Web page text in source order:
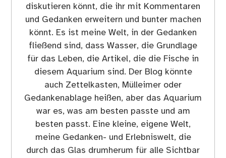
diskutieren könnt, die ihr mit Kommentaren
und Gedanken erweitern und bunter machen
könnt. Es ist meine Welt, in der Gedanken
fließend sind, dass Wasser, die Grundlage
für das Leben, die Artikel, die die Fische in
diesem Aquarium sind. Der Blog könnte
auch Zettelkasten, Mülleimer oder
Gedankenablage heißen, aber das Aquarium
war es, was am besten passte und am
besten passt. Eine kleine, eigene Welt,
meine Gedanken- und Erlebniswelt, die
durch das Glas drumherum für alle Sichtbar